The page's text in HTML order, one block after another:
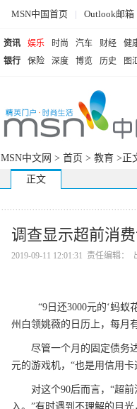
MSN中国首页 | Outlook邮箱
资讯 娱乐 时尚 汽车 财经
健
银行
保险 深度 博览 历史 图
MSN中文网 > 首页 > 教育 >正
正文
调查显示超前消
2019-09-11 12:01:31 责任编辑：
“9日还3000元的‘蚂蚁花
州白领姚薇的日历上，每月
尽管一个月的固定债务达
元的游戏机，“也是用信用卡
对这个90后而言，“超前
入。”有时遇到不理解的目